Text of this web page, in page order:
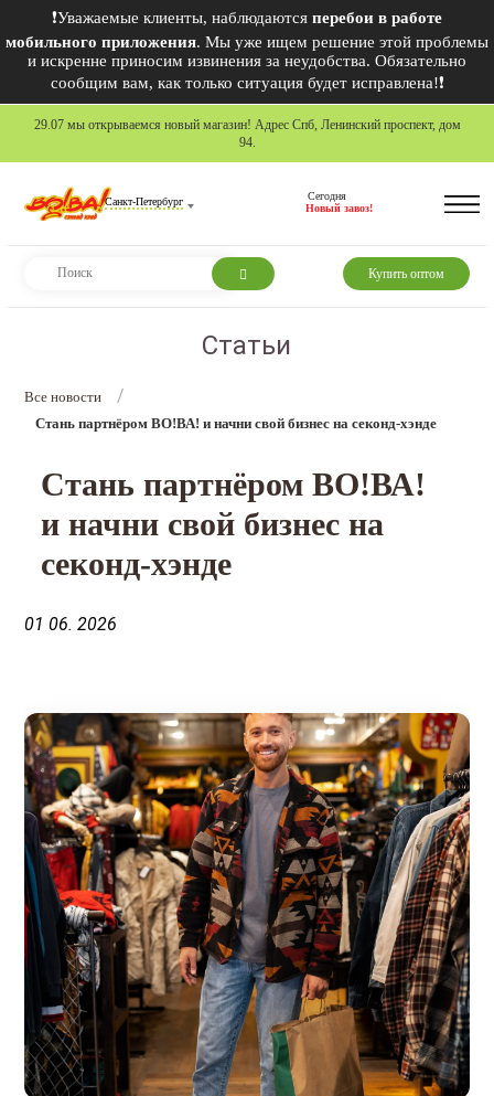
❗Уважаемые клиенты, наблюдаются перебои в работе
мобильного приложения. Мы уже ищем решение этой проблемы
и искренне приносим извинения за неудобства. Обязательно
сообщим вам, как только ситуация будет исправлена!❗
29.07 мы открываемся новый магазин! Адрес Спб, Ленинский проспект, дом
94.
Санкт-Петербург
Сегодня
Новый завоз!
Купить оптом
Статьи
Все новости /
Стань партнёром ВО!ВА! и начни свой бизнес на секонд-хэнде
Стань партнёром ВО!ВА!
и начни свой бизнес на
секонд-хэнде
01 06. 2026